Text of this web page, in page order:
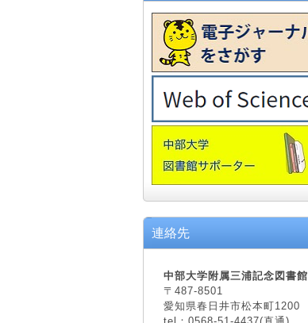
連絡先
中部大学附属三浦記念図書館
〒487-8501
愛知県春日井市松本町1200